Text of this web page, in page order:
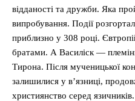
відданості та дружби. Яка
випробування. Події
приблизно у 308 році.
братами. А Василіск —
Тирона. Після мученицької
залишилися у в’язниці,
християнство серед язичників.